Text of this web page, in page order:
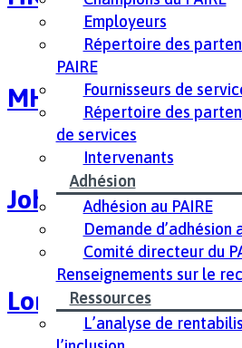
Employeurs
Répertoire des
PAIRE
Fournisseurs de
Répertoire des
de services
Intervenants
Adhésion
Adhésion au PAIRE
Demande d’adhésion
Comité directeur du
Renseignements sur le
Ressources
L’analyse de
MHCC Logo – Eng
John Howard
Lorenzo’s Pizza –